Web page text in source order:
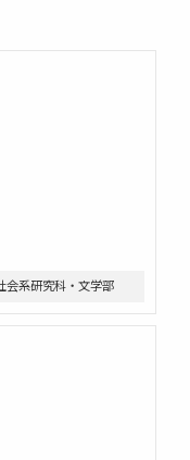
会系研究科・文学部